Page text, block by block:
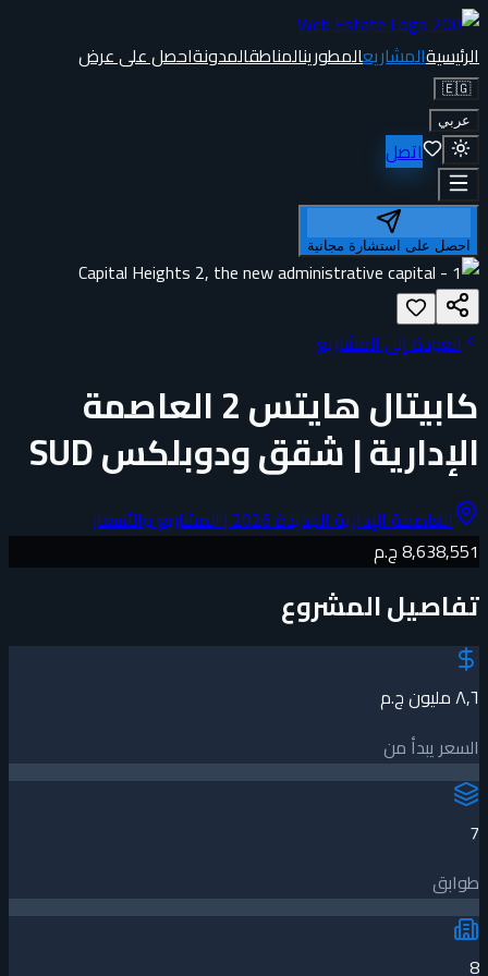
الرئيسيةالمشاريعالمطورينالمناطقالمدونةاحصل على عرض
🇪🇬
عربي
اتصل
احصل على استشارة مجانية
العودة إلى المشاريع
كابيتال هايتس 2 العاصمة
الإدارية | شقق ودوبلكس SUD
العاصمة الإدارية الجديدة 2026 | المشاريع والأسعار
8,638,551 ج.م
تفاصيل المشروع
٨٫٦ مليون ج.م
السعر يبدأ من
7
طوابق
8